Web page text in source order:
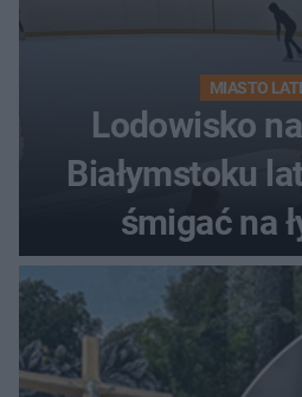
MIASTO
Lodowisko
Białymstoku
śmigać na